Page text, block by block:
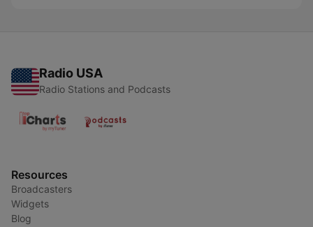
Radio USA
Radio Stations and Podcasts
Resources
Broadcasters
Widgets
Blog